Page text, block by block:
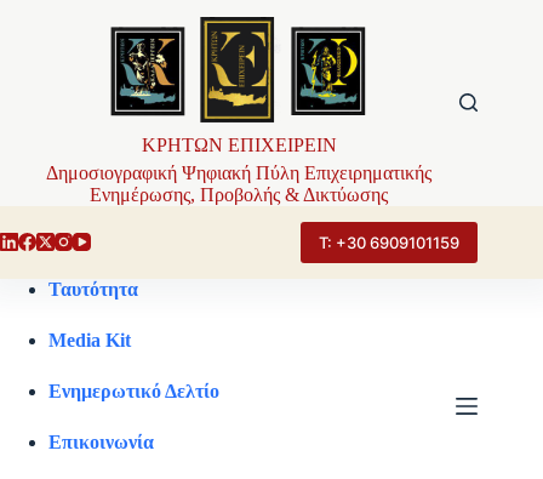
ΚΡΗΤΩΝ ΕΠΙΧΕΙΡΕΙΝ
Δημοσιογραφική Ψηφιακή Πύλη Επιχειρηματικής
Ενημέρωσης, Προβολής & Δικτύωσης
Τ: +30 6909101159
Ταυτότητα
Media Kit
Ενημερωτικό Δελτίο
Επικοινωνία